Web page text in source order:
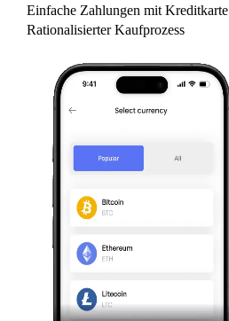
Einfache Zahlungen mit Kreditkarte
Rationalisierter Kaufprozess